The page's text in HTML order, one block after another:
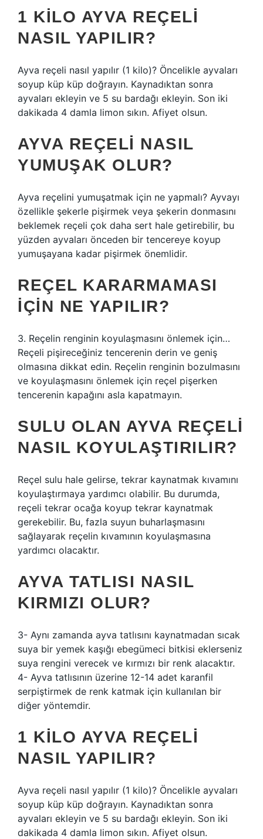
1 KILO AYVA REÇELI
NASIL YAPILIR?
Ayva reçeli nasıl yapılır (1 kilo)? Öncelikle ayvaları
soyup küp küp doğrayın. Kaynadıktan sonra
ayvaları ekleyin ve 5 su bardağı ekleyin. Son iki
dakikada 4 damla limon sıkın. Afiyet olsun.
AYVA REÇELI NASIL
YUMUŞAK OLUR?
Ayva reçelini yumuşatmak için ne yapmalı? Ayvayı
özellikle şekerle pişirmek veya şekerin donmasını
beklemek reçeli çok daha sert hale getirebilir, bu
yüzden ayvaları önceden bir tencereye koyup
yumuşayana kadar pişirmek önemlidir.
REÇEL KARARMAMASI
IÇIN NE YAPILIR?
3. Reçelin renginin koyulaşmasını önlemek için…
Reçeli pişireceğiniz tencerenin derin ve geniş
olmasına dikkat edin. Reçelin renginin bozulmasını
ve koyulaşmasını önlemek için reçel pişerken
tencerenin kapağını asla kapatmayın.
SULU OLAN AYVA REÇELI
NASIL KOYULAŞTIRILIR?
Reçel sulu hale gelirse, tekrar kaynatmak kıvamını
koyulaştırmaya yardımcı olabilir. Bu durumda,
reçeli tekrar ocağa koyup tekrar kaynatmak
gerekebilir. Bu, fazla suyun buharlaşmasını
sağlayarak reçelin kıvamının koyulaşmasına
yardımcı olacaktır.
AYVA TATLISI NASIL
KIRMIZI OLUR?
3- Aynı zamanda ayva tatlısını kaynatmadan sıcak
suya bir yemek kaşığı ebegümeci bitkisi eklerseniz
suya rengini verecek ve kırmızı bir renk alacaktır.
4- Ayva tatlısının üzerine 12-14 adet karanfil
serpiştirmek de renk katmak için kullanılan bir
diğer yöntemdir.
1 KILO AYVA REÇELI
NASIL YAPILIR?
Ayva reçeli nasıl yapılır (1 kilo)? Öncelikle ayvaları
soyup küp küp doğrayın. Kaynadıktan sonra
ayvaları ekleyin ve 5 su bardağı ekleyin. Son iki
dakikada 4 damla limon sıkın. Afiyet olsun.